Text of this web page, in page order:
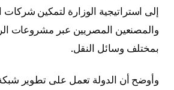
إلى استراتيجية الوزارة لتمكين شركات
والمصنعين المصريين عبر مشروعات
بمختلف وسائل النقل.
وأوضح أن الدولة تعمل على تطوير